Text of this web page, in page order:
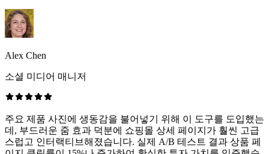
Alex Chen
소셜 미디어 매니저
주요 제품 사진에 생동감을 불어넣기 위해 이 도구를 도입했는
데, 부드러운 줌 효과 덕분에 쇼핑몰 상세 페이지가 훨씬 고급
스럽고 인터랙티브해졌습니다. 실제 A/B 테스트 결과 상품 페